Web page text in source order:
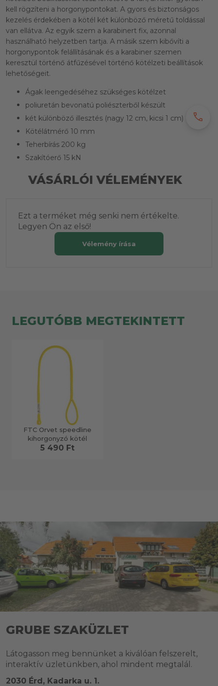
kell rögzíteni a horgonypontokat. A gyors és biztonságos
kezelés érdekében a kötél két különböző méretű toldással
van ellátva. Az egyik szem a karabinert fix, azonnal
használható helyzetben tartja. A másik szem kibővíti a
horgonypontok felállításának és a karabiner szemen
keresztül történő átfűzésével történő kötélzeti beállítások
lehetőségeit.
Ágak leengedéséhez szükséges kötélzet
poliuretán bevonatú poliészterből készült
két különböző illesztés (nagy 12 cm, kicsi 1 cm)
Kötélátmérő 10 mm
Teherbírás 200 kg
Szakítóerő 15 kN
VÁSÁRLÓI VÉLEMÉNYEK
Ezt a terméket még senki nem értékelte.
Legyen Ön az első!
Vélemény írása
LEGUTÓBB MEGTEKINTETT
FTC Orvet speedline
kihorgonyzó kötél
5 490 Ft
call
GRUBE SZAKÜZLET
Látogasson meg bennünket a kiválóan felszerelt,
interaktív üzletünkben, ahol mindent megtalál.
2030 Érd, Kadarka u. 1.